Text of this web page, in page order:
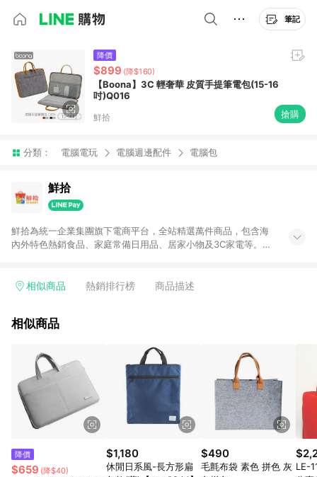
筆記
降價
$899 (降$160)
【Boona】3C 輕奢華 皮質手提筆電包(15-16
吋)Q016
鮮拾 搶購
分類： 電腦電玩 電腦週邊配件 電腦包
鮮拾
鮮拾為統一企業集團旗下電商平台，全站精選萬件商品，包含海
內外特色熱銷食品、家庭常備日用品、居家小物及3C家電等。全
有好康。LINE好友招募中搜尋@10mart。 ＊特定 iPhone17 將不
相似商品 熱銷排行榜 商品描述
相似商品
降價
$659 (降$40)
$1,180
休閒日系風-長方形扁
$490
毛氈布袋 素色 拼色 灰 LE-